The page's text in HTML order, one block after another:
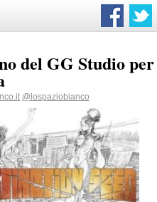
del GG Studio per
@lospaziobianco